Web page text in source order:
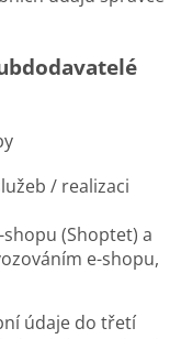
/ realizaci
(Shoptet) a
e-shopu,
údaje do třetí